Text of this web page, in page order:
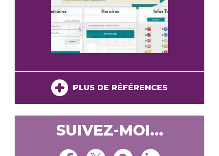
PLUS DE RÉFÉRENCES
SUIVEZ-MOI...